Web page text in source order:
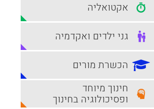
אקטואליה
גני ילדים ואקדמיה
הכשרת מורים
חינוך מיוחד
ופסיכולוגיה בחינוך